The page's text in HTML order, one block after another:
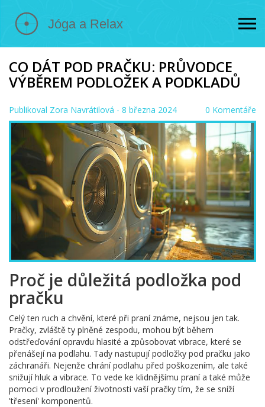
CO DÁT POD PRAČKU: PRŮVODCE
VÝBĚREM PODLOŽEK A PODKLADŮ
Publikoval Zora Navrátilová - 8 března 2024 0 Komentáře
Proč je důležitá podložka pod
pračku
Celý ten ruch a chvění, které při praní známe, nejsou jen tak.
Pračky, zvláště ty plněné zespodu, mohou být během
odstřeďování opravdu hlasité a způsobovat vibrace, které se
přenášejí na podlahu. Tady nastupují podložky pod pračku jako
záchranáři. Nejenže chrání podlahu před poškozením, ale také
snižují hluk a vibrace. To vede ke klidnějšímu praní a také může
pomoci v prodloužení životnosti vaší pračky tím, že se sníží
'třesení' komponentů.